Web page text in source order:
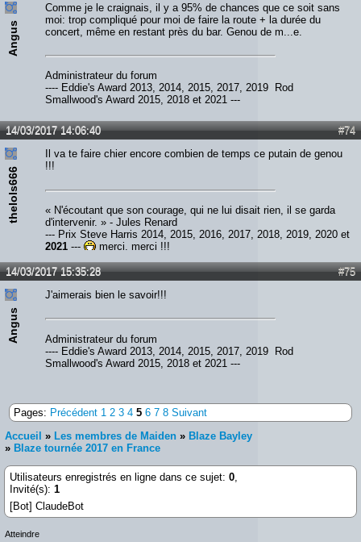
Angus
Comme je le craignais, il y a 95% de chances que ce soit sans
moi: trop compliqué pour moi de faire la route + la durée du
concert, même en restant près du bar. Genou de m...e.
Administrateur du forum
---- Eddie's Award 2013, 2014, 2015, 2017, 2019 Rod
Smallwood's Award 2015, 2018 et 2021 ---
#74
14/03/2017 14:06:40
thelols666
Il va te faire chier encore combien de temps ce putain de genou
!!!
« N'écoutant que son courage, qui ne lui disait rien, il se garda
d'intervenir. » - Jules Renard
--- Prix Steve Harris 2014, 2015, 2016, 2017, 2018, 2019, 2020 et
2021 --- merci, merci !!!
#75
14/03/2017 15:35:28
Angus
J'aimerais bien le savoir!!!
Administrateur du forum
---- Eddie's Award 2013, 2014, 2015, 2017, 2019 Rod
Smallwood's Award 2015, 2018 et 2021 ---
Pages: Précédent 1 2 3 4 5 6 7 8 Suivant
Accueil » Les membres de Maiden » Blaze Bayley
» Blaze tournée 2017 en France
Utilisateurs enregistrés en ligne dans ce sujet: 0
Invité(s): 1
[Bot] ClaudeBot
Atteindre